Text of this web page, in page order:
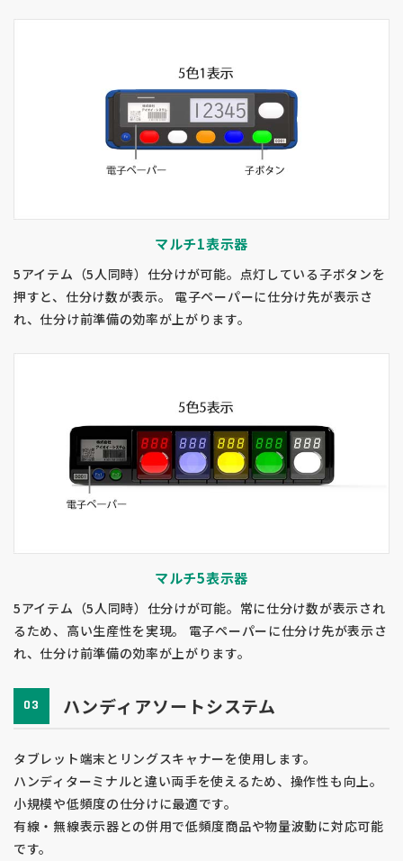
マルチ1表示器
5アイテム（5人同時）仕分けが可能。点灯している子ボタンを
押すと、仕分け数が表示。 電子ペーパーに仕分け先が表示さ
れ、仕分け前準備の効率が上がります。
マルチ5表示器
5アイテム（5人同時）仕分けが可能。常に仕分け数が表示され
るため、高い生産性を実現。 電子ペーパーに仕分け先が表示さ
れ、仕分け前準備の効率が上がります。
03 ハンディアソートシステム
タブレット端末とリングスキャナーを使用します。
ハンディターミナルと違い両手を使えるため、操作性も向上。
小規模や低頻度の仕分けに最適です。
有線・無線表示器との併用で低頻度商品や物量波動に対応可能
です。